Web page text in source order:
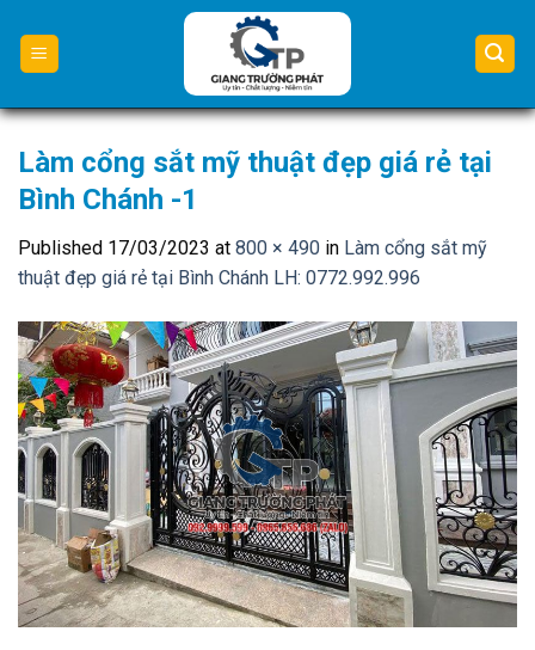
content
Làm cổng sắt mỹ thuật đẹp giá rẻ tại
Bình Chánh -1
Published 17/03/2023 at 800 × 490 in Làm cổng sắt mỹ
thuật đẹp giá rẻ tại Bình Chánh LH: 0772.992.996